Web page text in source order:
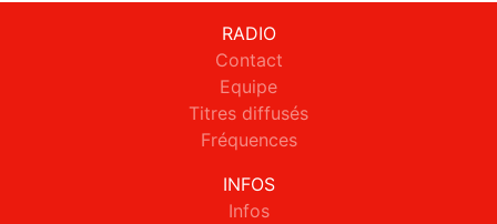
RADIO
Contact
Equipe
Titres diffusés
Fréquences
INFOS
Infos